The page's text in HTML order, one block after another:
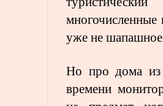
многочисленные
уже не шапашное
Но про дома из
времени